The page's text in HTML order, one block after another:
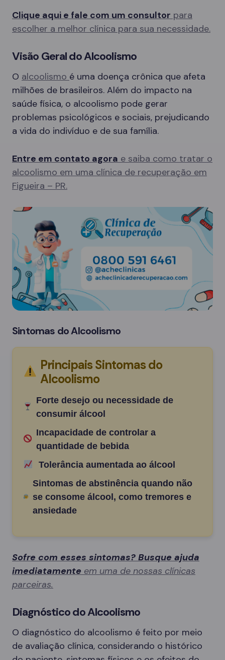
Clique aqui e fale com um consultor para
escolher a melhor clínica para sua necessidade.
Visão Geral do Alcoolismo
O alcoolismo é uma doença crônica que afeta
milhões de brasileiros. Além do impacto na
saúde física, o alcoolismo pode gerar
problemas psicológicos e sociais, prejudicando
a vida do indivíduo e de sua família.
Entre em contato agora e saiba como tratar o
alcoolismo em uma clínica de recuperação em
Figueira – PR.
Sintomas do Alcoolismo
Principais Sintomas do
Alcoolismo
Forte desejo ou necessidade de
consumir álcool
Incapacidade de controlar a
quantidade de bebida
Tolerância aumentada ao álcool
Sintomas de abstinência quando não
se consome álcool, como tremores e
ansiedade
Sofre com esses sintomas? Busque ajuda
imediatamente em uma de nossas clínicas
parceiras.
Diagnóstico do Alcoolismo
O diagnóstico do alcoolismo é feito por meio
de avaliação clínica, considerando o histórico